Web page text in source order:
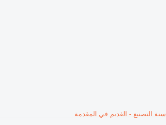
سنة التصنيع - القديم في المقدمة